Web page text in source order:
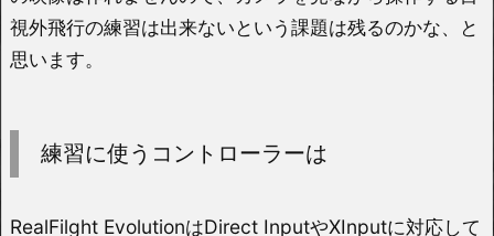
視外飛行の練習は出来ないという課題は残るのかな、と
思います。
練習に使うコントローラーは
RealFilght EvolutionはDirect InputやXInputに対応して